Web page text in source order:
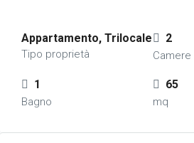
Appartamento, Trilocale
Tipo proprietà
2
Camere
1
Bagno
65
mq